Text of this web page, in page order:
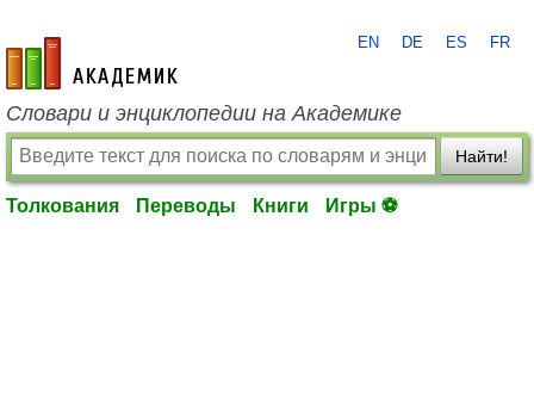
academic.ru
EN DE ES FR
Словари и энциклопедии на Академике
Найти!
Толкования Переводы Книги Игры ⚽